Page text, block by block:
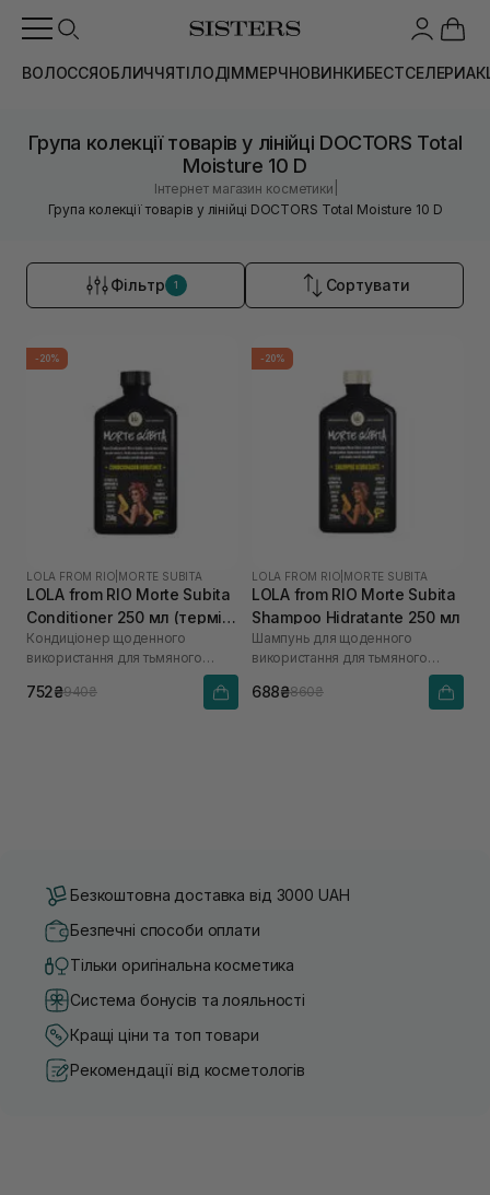
ВОЛОССЯОБЛИЧЧЯТІЛОДІММЕРЧНОВИНКИБЕСТСЕЛЕРИ
Група колекції товарів у лінійці DOCTORS Total
Moisture 10 D
Інтернет магазин косметики
Група колекції товарів у лінійці DOCTORS Total Moisture 10 D
Фільтр 1 Сортувати
-20%
LOLA FROM RIO MORTE SUBITA
LOLA from RIO Morte Subita
Conditioner 250 мл (термін
до 12.26р)
Кондиціонер щоденного
використання для тьмяного
752₴940₴
-20%
LOLA FROM RIO MORTE SUBITA
LOLA from RIO Morte Subita
Shampoo Hidratante 250 мл
Шампунь для щоденного
використання для тьмяного
688₴860₴
Безкоштовна доставка від 3000 UAH
Безпечні способи оплати
Тільки оригінальна косметика
Система бонусів та лояльності
Кращі ціни та топ товари
Рекомендації від косметологів